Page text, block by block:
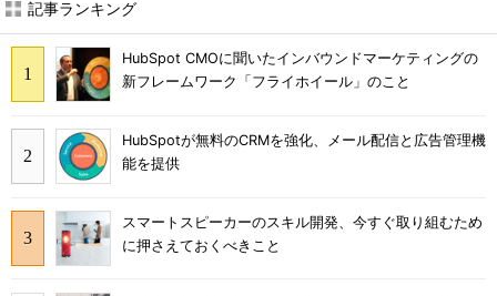
記事ランキング
HubSpot CMOに聞いたインバウンドマーケティングの
新フレームワーク「フライホイール」のこと
HubSpotが無料のCRMを強化、メール配信と広告管理機
能を提供
スマートスピーカーのスキル開発、今すぐ取り組むため
に押さえておくべきこと